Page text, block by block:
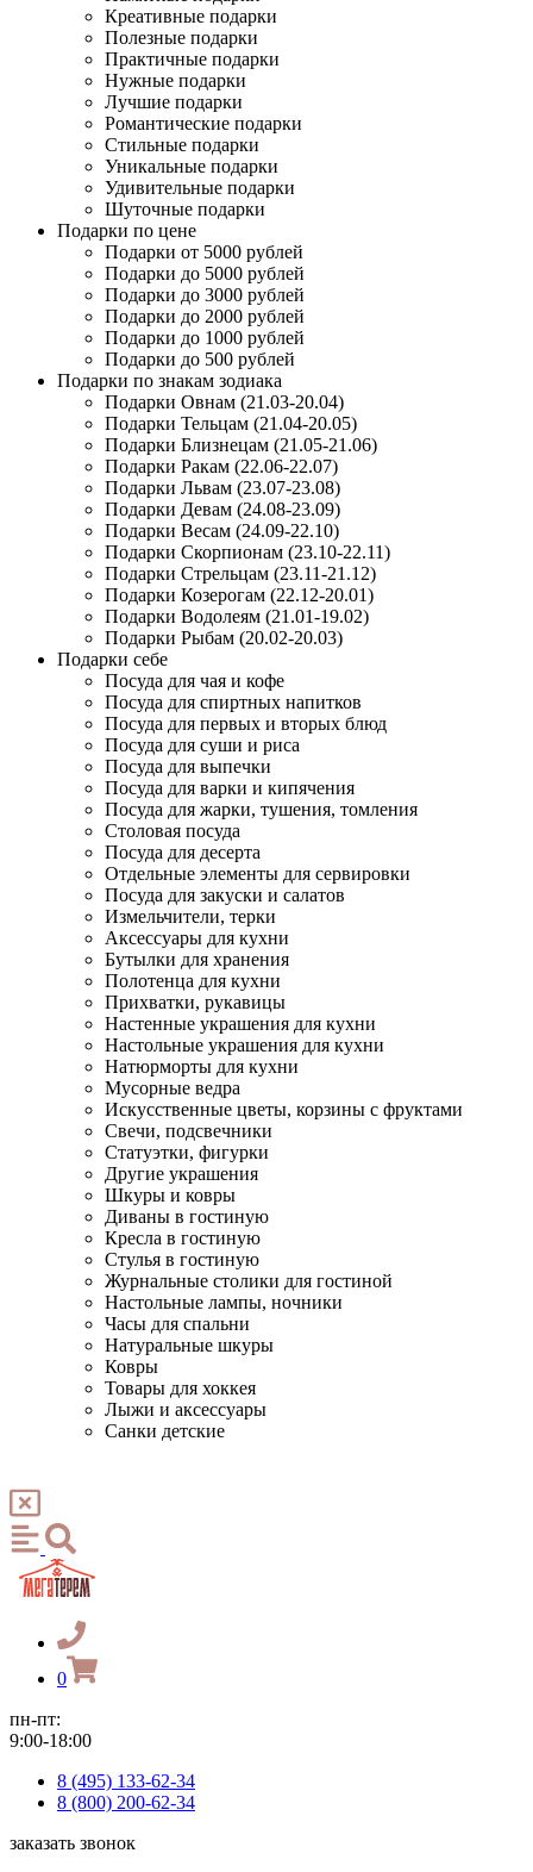
Креативные подарки
Полезные подарки
Практичные подарки
Нужные подарки
Лучшие подарки
Романтические подарки
Стильные подарки
Уникальные подарки
Удивительные подарки
Шуточные подарки
Подарки по цене
Подарки от 5000 рублей
Подарки до 5000 рублей
Подарки до 3000 рублей
Подарки до 2000 рублей
Подарки до 1000 рублей
Подарки до 500 рублей
Подарки по знакам зодиака
Подарки Овнам (21.03-20.04)
Подарки Тельцам (21.04-20.05)
Подарки Близнецам (21.05-21.06)
Подарки Ракам (22.06-22.07)
Подарки Львам (23.07-23.08)
Подарки Девам (24.08-23.09)
Подарки Весам (24.09-22.10)
Подарки Скорпионам (23.10-22.11)
Подарки Стрельцам (23.11-21.12)
Подарки Козерогам (22.12-20.01)
Подарки Водолеям (21.01-19.02)
Подарки Рыбам (20.02-20.03)
Подарки себе
Посуда для чая и кофе
Посуда для спиртных напитков
Посуда для первых и вторых блюд
Посуда для суши и риса
Посуда для выпечки
Посуда для варки и кипячения
Посуда для жарки, тушения, томления
Столовая посуда
Посуда для десерта
Отдельные элементы для сервировки
Посуда для закуски и салатов
Измельчители, терки
Аксессуары для кухни
Бутылки для хранения
Полотенца для кухни
Прихватки, рукавицы
Настенные украшения для кухни
Настольные украшения для кухни
Натюрморты для кухни
Мусорные ведра
Искусственные цветы, корзины с фруктами
Свечи, подсвечники
Статуэтки, фигурки
Другие украшения
Шкуры и ковры
Диваны в гостиную
Кресла в гостиную
Стулья в гостиную
Журнальные столики для гостиной
Настольные лампы, ночники
Часы для спальни
Натуральные шкуры
Ковры
Товары для хоккея
Лыжи и аксессуары
Санки детские
0
пн-пт:
9:00-18:00
8 (495) 133-62-34
8 (800) 200-62-34
заказать звонок